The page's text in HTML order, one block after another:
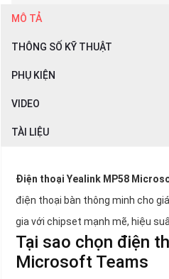
MÔ TẢ
THÔNG SỐ KỸ THUẬT
PHỤ KIỆN
VIDEO
TÀI LIỆU
Điện thoại Yealink MP58
điện thoại bàn thông minh cho
gia với chipset mạnh mẽ, hiệu
Tại sao chọn điện
Microsoft Teams